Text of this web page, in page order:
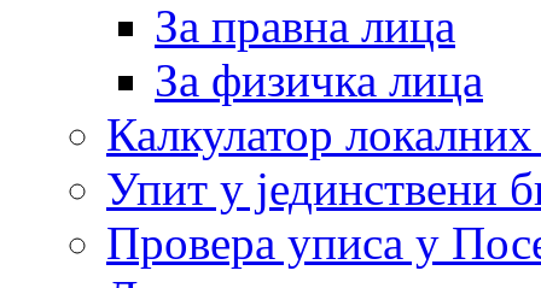
За правна лица
За физичка лица
Калкулатор
Упит у јединствени
Провера уписа у